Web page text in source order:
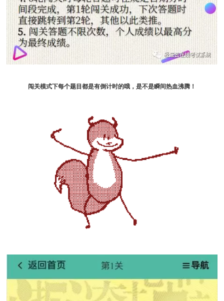
闯关模式下每个题目都是有倒计时的哦，是不是瞬间热血沸腾！